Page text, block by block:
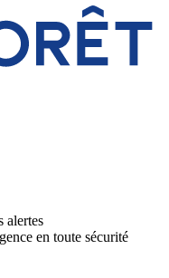
alertes
en toute sécurité